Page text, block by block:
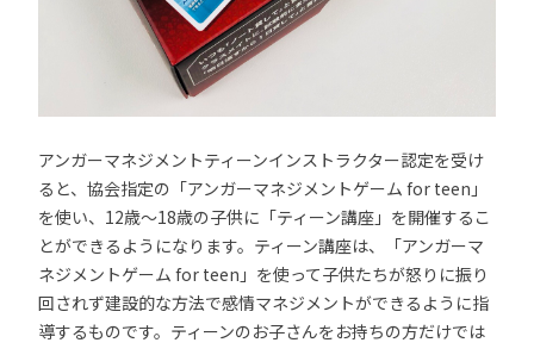
アンガーマネジメントティーンインストラクター認定を受け
ると、協会指定の「アンガーマネジメントゲーム for teen」
を使い、12歳～18歳の子供に「ティーン講座」を開催するこ
とができるようになります。ティーン講座は、「アンガーマ
ネジメントゲーム for teen」を使って子供たちが怒りに振り
回されず建設的な方法で感情マネジメントができるように指
導するものです。ティーンのお子さんをお持ちの方だけでは